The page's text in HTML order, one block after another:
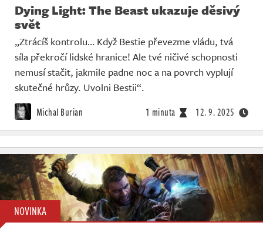
Dying Light: The Beast ukazuje děsivý
svět
„Ztrácíš kontrolu… Když Bestie převezme vládu, tvá
síla překročí lidské hranice! Ale tvé ničivé schopnosti
nemusí stačit, jakmile padne noc a na povrch vyplují
skutečné hrůzy. Uvolni Bestii“.
Michal Burian 1 minuta 12. 9. 2025
NOVINKA